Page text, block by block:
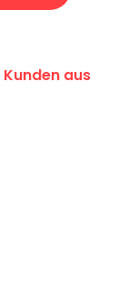
aus